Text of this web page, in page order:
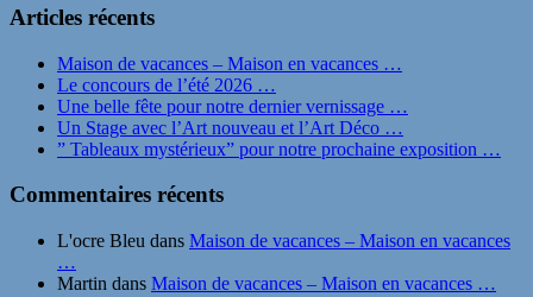
Articles récents
Maison de vacances – Maison en vacances …
Le concours de l’été 2026 …
Une belle fête pour notre dernier vernissage …
Un Stage avec l’Art nouveau et l’Art Déco …
” Tableaux mystérieux” pour notre prochaine exposition …
Commentaires récents
L'ocre Bleu dans Maison de vacances – Maison en vacances
…
Martin dans Maison de vacances – Maison en vacances …